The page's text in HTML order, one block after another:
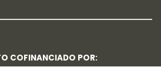
COFINANCIADO POR: